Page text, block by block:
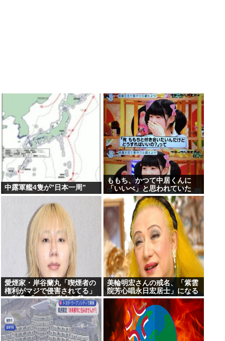
中露軍艦4隻が”日本一周”
ももち、かつて中居くんに
「いいべ」と思われていた
愛煙家・岸谷蘭丸「喫煙者の
権利がマジで侵害されてる」
と私見 「いくら税金を我々が
払ってるんだと」
美輪明宏さんの戒名、「紫雲
院芳心唱永日宏居士」になる